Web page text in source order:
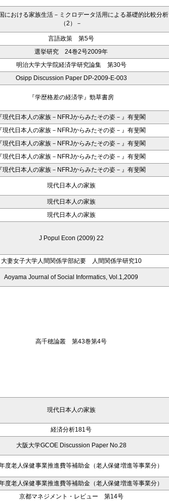
における家族生活－ミクロデータ活用による基礎的比較分析
（2）－
言語政策 第5号
選挙研究 24巻2号2009年
明治大学大学院経済学研究論集 第30号
Osipp Discussion Paper DP-2009-E-003
『学歴格差の経済学』勁草書房
『現代日本人の家族－NFRJからみたその姿－』有斐閣
『現代日本人の家族－NFRJからみたその姿－』有斐閣
『現代日本人の家族－NFRJからみたその姿－』有斐閣
『現代日本人の家族－NFRJからみたその姿－』有斐閣
『現代日本人の家族－NFRJからみたその姿－』有斐閣
現代日本人の家族
現代日本人の家族
現代日本人の家族
J Popul Econ (2009) 22
大妻女子大学人間関係学部紀要 人間関係学研究10
Aoyama Journal of Social Informatics, Vol.1,2009
高千穂論叢 第43巻第4号
現代日本人の家族
経済分析181号
大阪大学GCOE Discussion Paper No.28
度老人保健事業推進費等補助金（老人保健増進等事業分）
度老人保健事業推進費等補助金（老人保健増進等事業分）
京都マネジメント・レビュー 第14号